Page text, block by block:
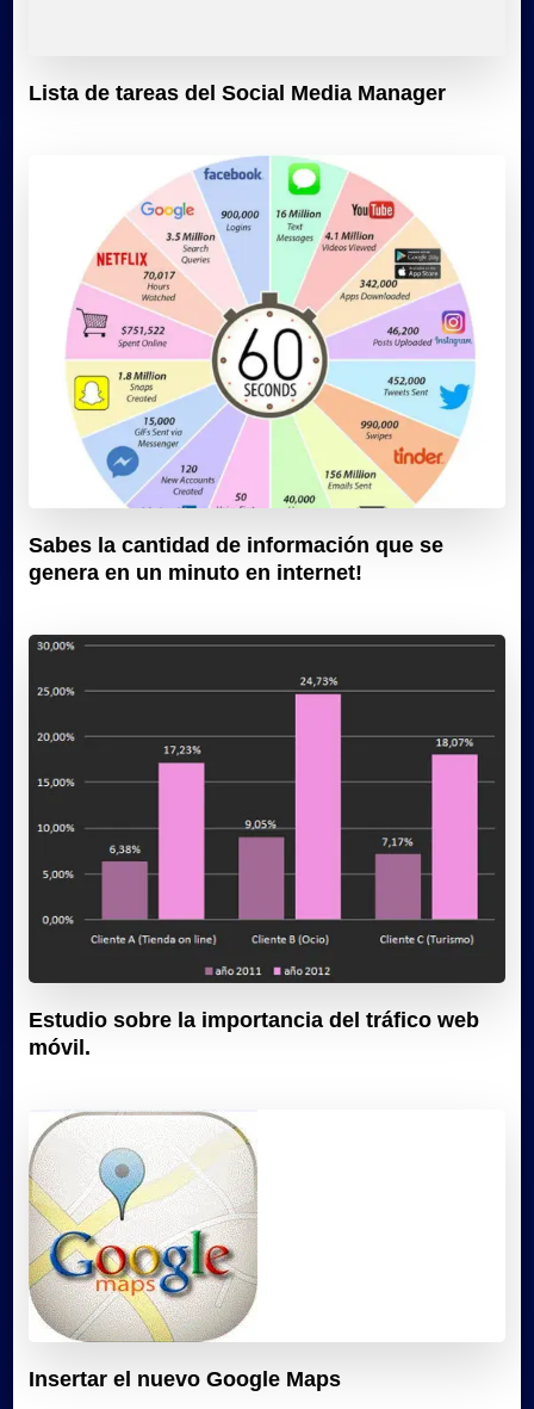
Lista de tareas del Social Media Manager
Sabes la cantidad de información que se
genera en un minuto en internet!
Estudio sobre la importancia del tráfico web
móvil.
Insertar el nuevo Google Maps